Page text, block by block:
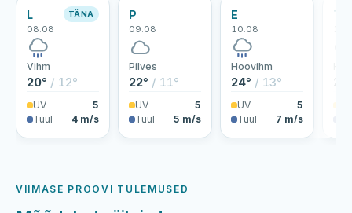
L
08.08
TÄNA
Vihm
20° / 12°
UV
5
Tuul
4 m/s
P
09.08
Pilves
22° / 11°
UV
5
Tuul
5 m/s
E
10.08
Hoovihm
24° / 13°
UV
5
Tuul
7 m/s
T
VIIMASE PROOVI TULEMUSED